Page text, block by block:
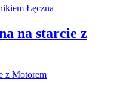
na starcie z